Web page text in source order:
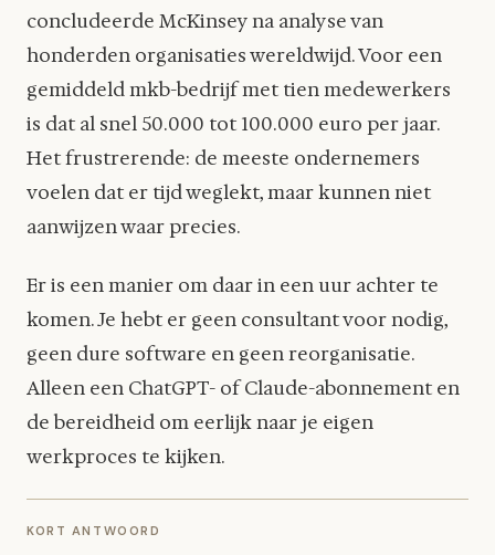
concludeerde McKinsey na analyse van
honderden organisaties wereldwijd. Voor een
gemiddeld mkb-bedrijf met tien medewerkers
is dat al snel 50.000 tot 100.000 euro per jaar.
Het frustrerende: de meeste ondernemers
voelen dat er tijd weglekt, maar kunnen niet
aanwijzen waar precies.
Er is een manier om daar in een uur achter te
komen. Je hebt er geen consultant voor nodig,
geen dure software en geen reorganisatie.
Alleen een ChatGPT- of Claude-abonnement en
de bereidheid om eerlijk naar je eigen
werkproces te kijken.
KORT ANTWOORD